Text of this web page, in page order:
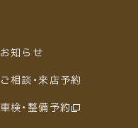
お知らせ
ご相談・来店予約
車検・整備予約